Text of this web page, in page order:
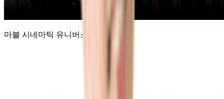
마블 시네마틱 유니버스